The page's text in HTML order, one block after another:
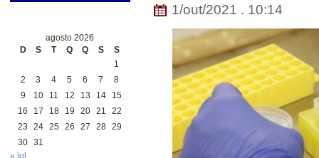
agosto 2026
D
S T Q Q S
S
1
2
3 4 5 6 7
8
9
10 11 12 13 14
15
16
17 18 19 20 21
22
23
24 25 26 27 28 29
30 31
« jul
1/out/2021 . 10:14